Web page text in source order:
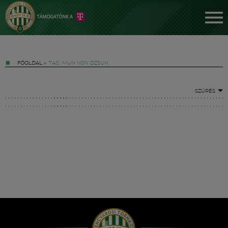
FŐOLDAL » TAG: MUN VON DZSUN
SZŰRÉS
Hírek